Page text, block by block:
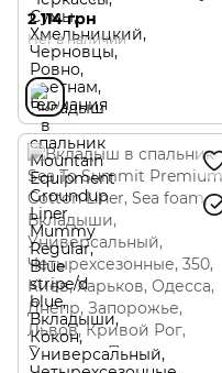
Regular
2 114 грн
Нет в наличии